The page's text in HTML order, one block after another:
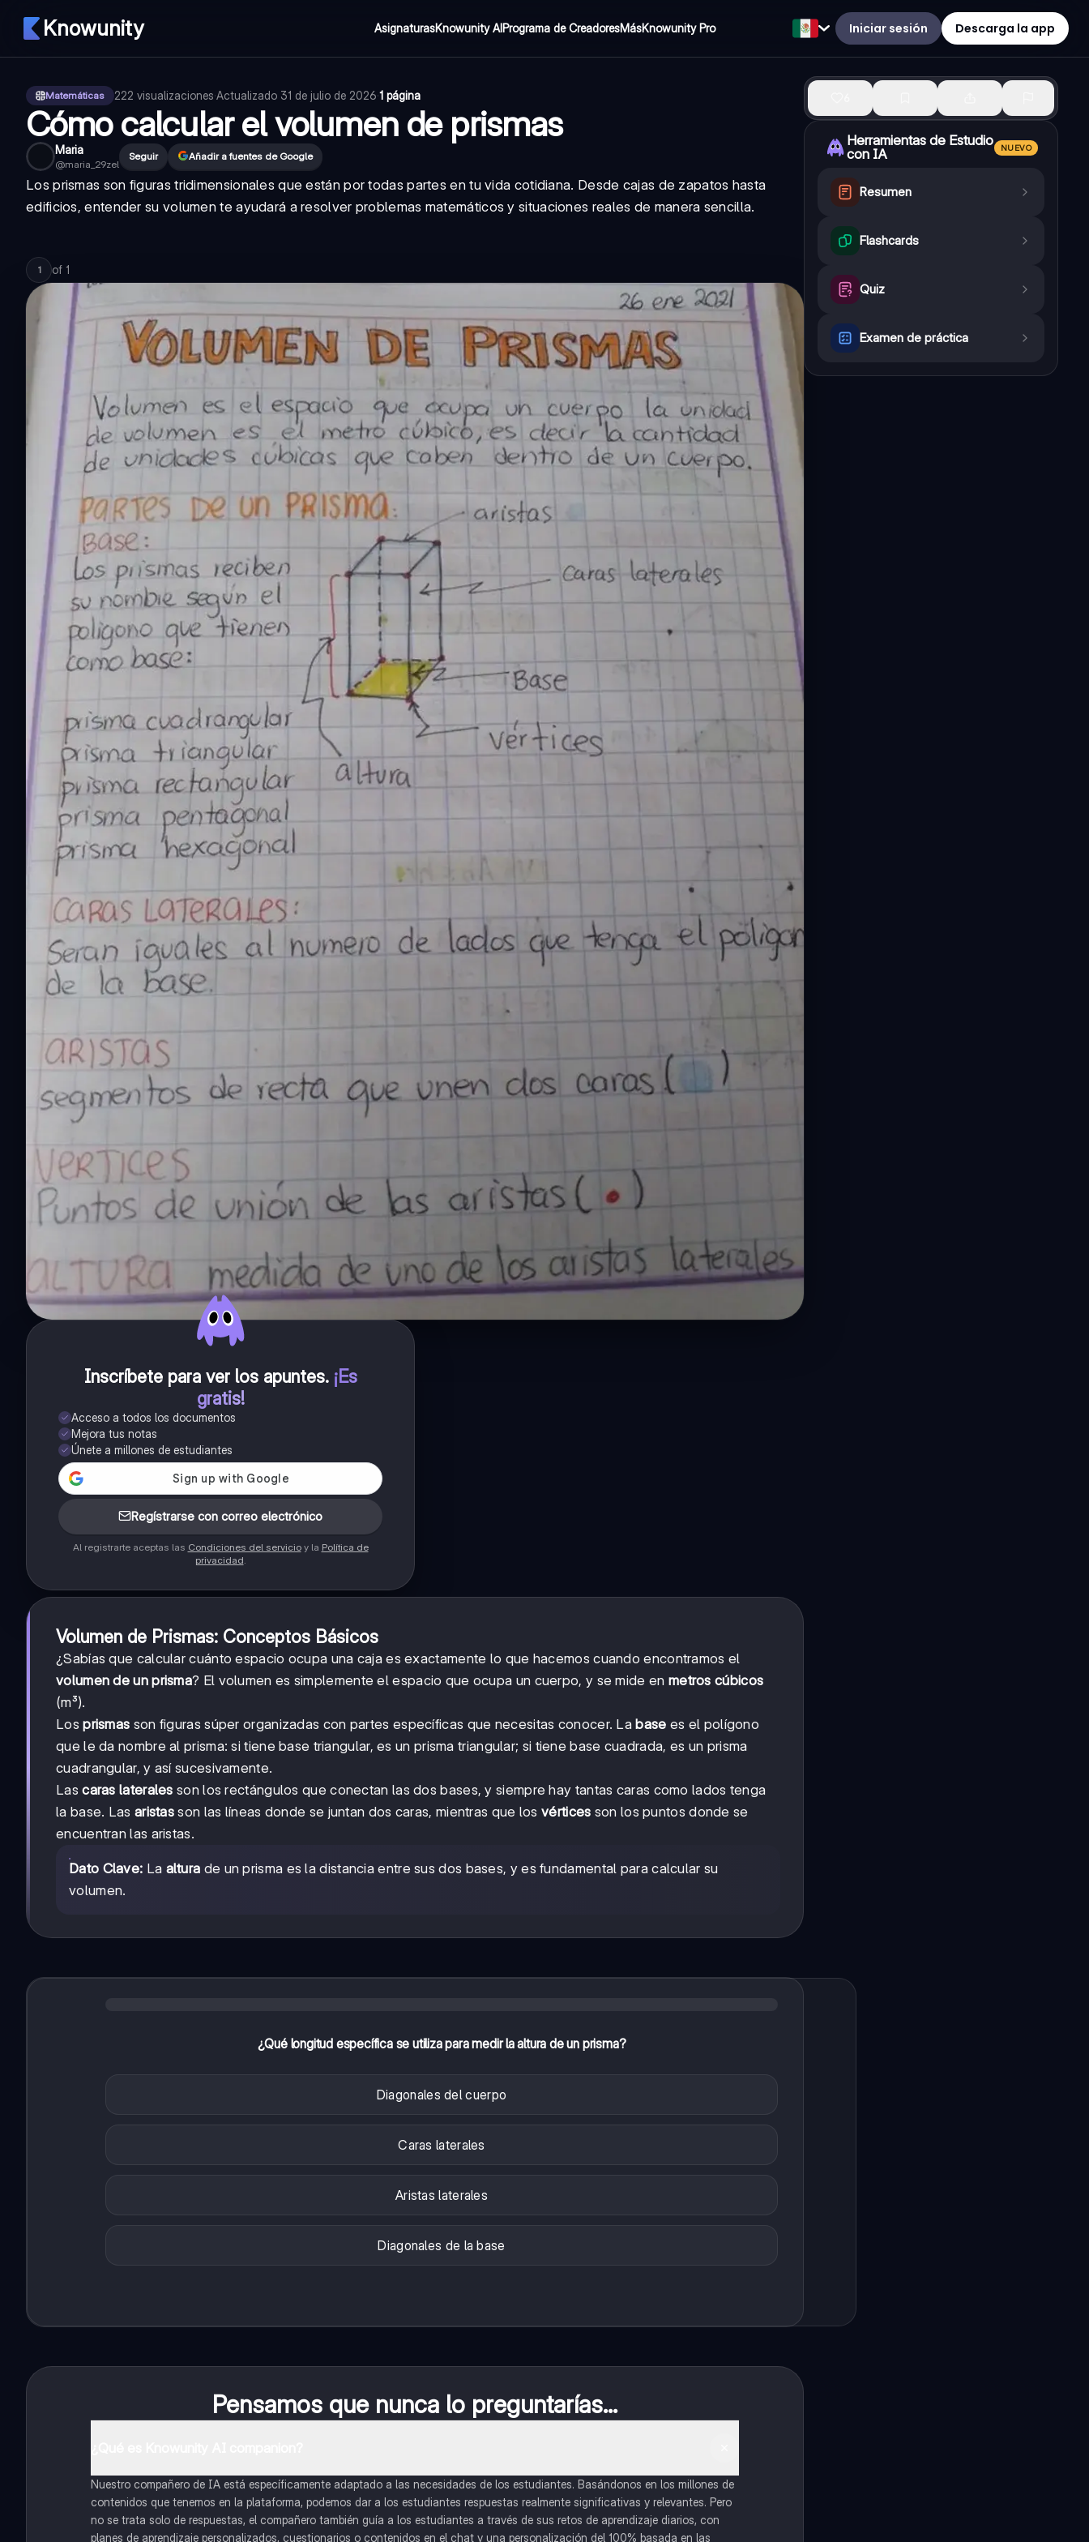
Knowunity AsignaturasKnowunity AIPrograma de CreadoresMásKnowunity Pro Iniciar sesión Descarga la app
Matemáticas 222 visualizaciones·Actualizado 31 de julio de 2026·1 página
Cómo calcular el volumen de prismas
Maria
@maria_29zel
Seguir Añadir a fuentes de Google
Los prismas son figuras tridimensionales que están por todas partes en tu vida cotidiana. Desde cajas de zapatos hasta
edificios, entender su volumen te ayudará a resolver problemas matemáticos y situaciones reales de manera sencilla.
1 of 1
Inscríbete para ver los apuntes. ¡Es
gratis!
Acceso a todos los documentos
Mejora tus notas
Únete a millones de estudiantes
Regístrarse con correo electrónico
Al registrarte aceptas las Condiciones del servicioy la Política de
privacidad.
Volumen de Prismas: Conceptos Básicos
¿Sabías que calcular cuánto espacio ocupa una caja es exactamente lo que hacemos cuando encontramos el
volumen de un prisma? El volumen es simplemente el espacio que ocupa un cuerpo, y se mide en metros cúbicos
(m³).
Losprismas son figuras súper organizadas con partes específicas que necesitas conocer. La base es el polígono
que le da nombre al prisma: si tiene base triangular, es un prisma triangular; si tiene base cuadrada, es un prisma
cuadrangular, y así sucesivamente.
Lascaras laterales son los rectángulos que conectan las dos bases, y siempre hay tantas caras como lados tenga
la base. Las aristas son las líneas donde se juntan dos caras, mientras que losvértices son los puntos donde se
encuentran las aristas.
Dato Clave: La altura de un prisma es la distancia entre sus dos bases, y es fundamental para calcular su
volumen.
¿Qué longitud específica se utiliza para medir la altura de un prisma?
Diagonales del cuerpo
Caras laterales
Aristas laterales
Diagonales de la base
Pensamos que nunca lo preguntarías...
Nuestro compañero de IA está específicamente adaptado a las necesidades de los estudiantes. Basándonos en los millones de
contenidos que tenemos en la plataforma, podemos dar a los estudiantes respuestas realmente significativas y relevantes. Pero
no se trata solo de respuestas, el compañero también guía a los estudiantes a través de sus retos de aprendizaje diarios, con
planes de aprendizaje personalizados, cuestionarios o contenidos en el chat y una personalización del 100% basada en las
Herramientas de Estudio
con IA
NUEVO
Resumen
Flashcards
Quiz
Examen de práctica